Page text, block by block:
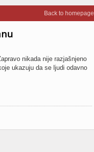
Back to homepage
nikada nije razjašnjeno
ukazuju da se ljudi odavno